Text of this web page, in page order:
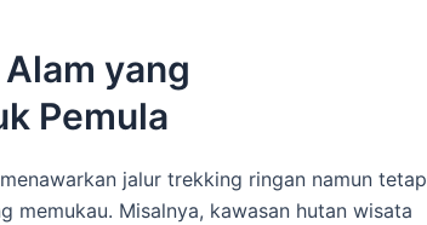
yang
Pemula
jalur trekking ringan namun tetap
memukau. Misalnya, kawasan hutan wisata